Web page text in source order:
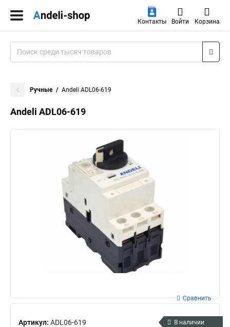
Контакты Войти Корзина
Ручные Andeli ADL06-619
Andeli ADL06-619
Артикул: ADL06-619
Сравнить
В наличии